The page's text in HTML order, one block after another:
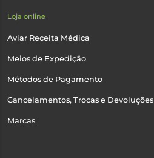
Loja online
Aviar Receita Médica
Meios de Expedição
Métodos de Pagamento
Cancelamentos, Trocas e Devoluções
Marcas